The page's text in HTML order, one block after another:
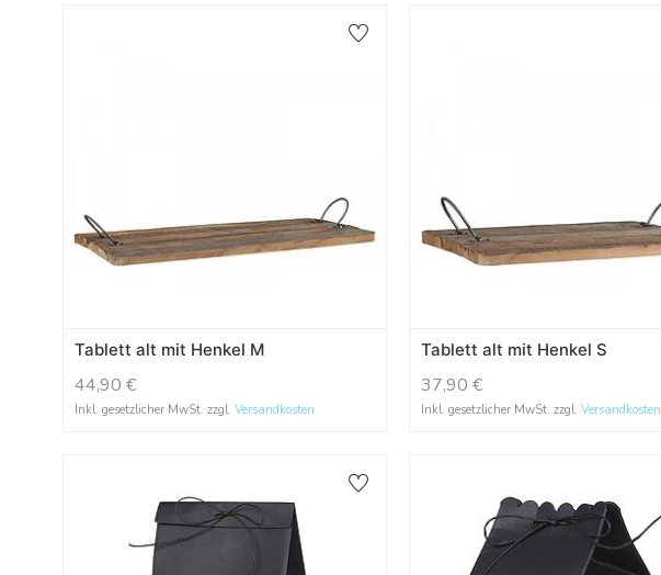
Tablett alt mit Henkel M
44,90 €
Inkl. gesetzlicher MwSt. zzgl. Versandkosten
Tablett alt mit Henkel S
37,90 €
Inkl. gesetzlicher MwSt. zzgl.Versandkosten